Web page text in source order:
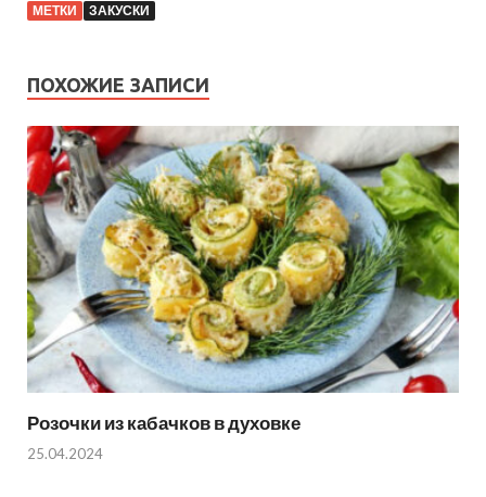
МЕТКИ ЗАКУСКИ
ПОХОЖИЕ ЗАПИСИ
Розочки из кабачков в духовке
25.04.2024